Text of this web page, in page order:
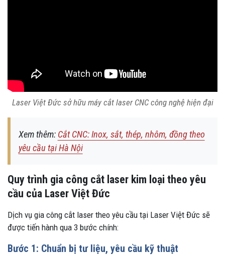
Laser Việt Đức sở hữu máy cắt laser CNC công nghệ hiện đại
Xem thêm: Cắt CNC: Inox, sắt, thép, nhôm, đồng theo
yêu cầu tại Hà Nội
Quy trình gia công cắt laser kim loại theo yêu
cầu của Laser Việt Đức
Dịch vụ gia công cắt laser theo yêu cầu tại Laser Việt Đức sẽ
được tiến hành qua 3 bước chính:
Bước 1: Chuẩn bị tư liệu, yêu cầu kỹ thuật